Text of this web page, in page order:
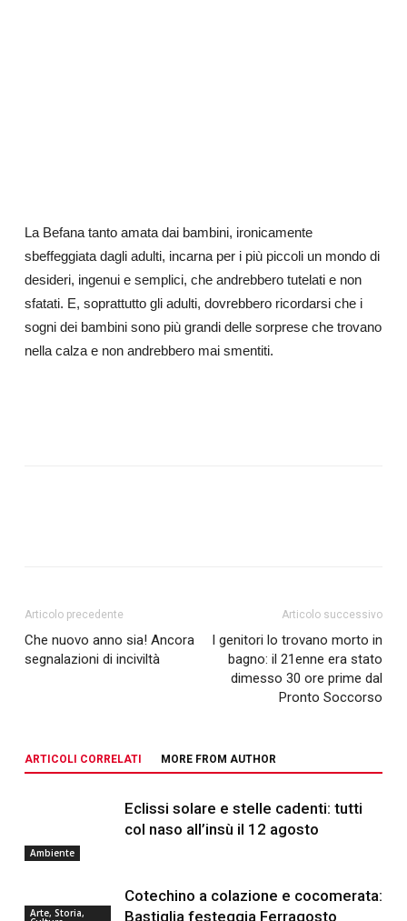
La Befana tanto amata dai bambini, ironicamente
sbeffeggiata dagli adulti, incarna per i più piccoli un mondo di
desideri, ingenui e semplici, che andrebbero tutelati e non
sfatati. E, soprattutto gli adulti, dovrebbero ricordarsi che i
sogni dei bambini sono più grandi delle sorprese che trovano
nella calza e non andrebbero mai smentiti.
Articolo precedente
Che nuovo anno sia! Ancora
segnalazioni di inciviltà
Articolo successivo
I genitori lo trovano morto in
bagno: il 21enne era stato
dimesso 30 ore prime dal
Pronto Soccorso
ARTICOLI CORRELATI MORE FROM AUTHOR
Ambiente
Eclissi solare e stelle cadenti: tutti
col naso all’insù il 12 agosto
Arte, Storia,
Cotechino a colazione e cocomerata:
Bastiglia festeggia Ferragosto